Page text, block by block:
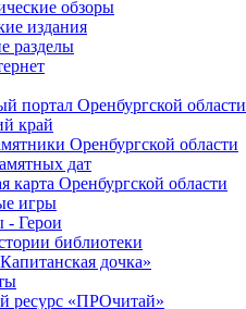
обзоры
издания
разделы
портал Оренбургской области
край
Оренбургской области
дат
карта Оренбургской области
игры
- Герои
библиотеки
дочка»
ресурс «ПРОчитай»